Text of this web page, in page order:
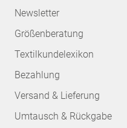
Newsletter
Größenberatung
Textilkundelexikon
Bezahlung
Versand & Lieferung
Umtausch & Rückgabe